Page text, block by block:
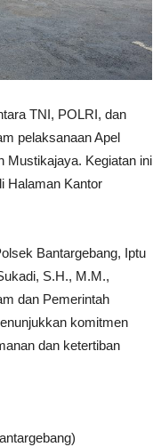
TNI, POLRI, dan
pelaksanaan Apel
Mustikajaya. Kegiatan ini
Halaman Kantor
Bantargebang, Iptu
S.H., M.M.,
dan Pemerintah
komitmen
dan ketertiban